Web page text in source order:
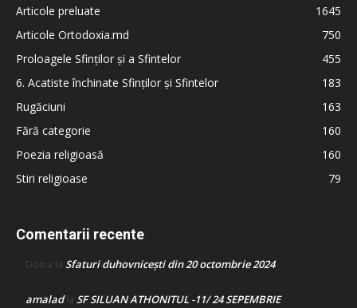
Articole preluate
1645
Articole Ortodoxia.md
750
Proloagele Sfinților și a Sfintelor
455
6. Acatiste închinate Sfinților și Sfintelor
183
Rugăciuni
163
Fără categorie
160
Poezia religioasă
160
Stiri religioase
79
Comentarii recente
Doina la Sfaturi duhovnicești din 20 octombrie 2024
amaladla SF SILUAN ATHONITUL -11/ 24 SEPEMBRIE